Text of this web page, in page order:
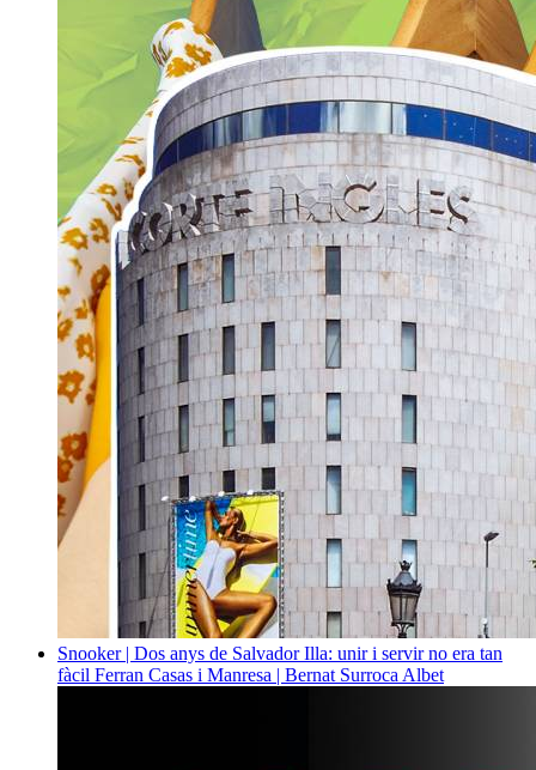
Snooker | Dos anys de Salvador Illa: unir i servir no era tan
fàcil Ferran Casas i Manresa | Bernat Surroca Albet